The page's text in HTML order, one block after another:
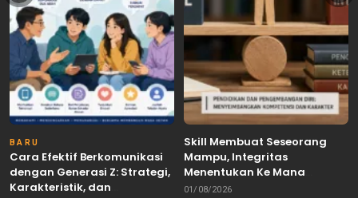
BARU
Cara Efektif Berkomunikasi
dengan Generasi Z: Strategi,
Karakteristik, dan
Skill Membuat Seseorang
Mampu, Integritas
Menentukan Ke Mana
Kemampuan Itu Dibawa
01/08/2026